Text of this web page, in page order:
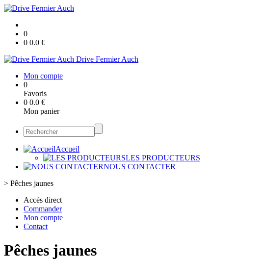
0
0 0.0 €
Drive Fermier Auch
Mon compte
0
Favoris
0 0.0 €
Mon panier
Accueil
LES PRODUCTEURS
NOUS CONTACTER
> Pêches jaunes
Accès direct
Commander
Mon compte
Contact
Pêches jaunes